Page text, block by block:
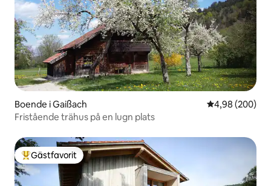
Boende i Gaißach 4,98 av 5 i
4,98 (200)
Fristående trähus på en lugn plats
Populär gästfavorit
Gästfavorit